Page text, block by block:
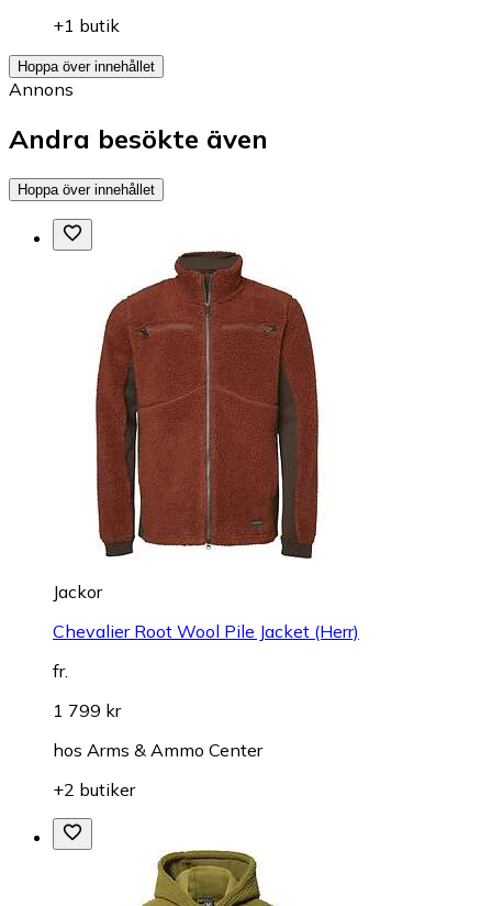
+1 butik
Hoppa över innehållet
Annons
Andra besökte även
Hoppa över innehållet
Jackor
Chevalier Root Wool Pile Jacket (Herr)
fr.
1 799 kr
hos Arms & Ammo Center
+2 butiker